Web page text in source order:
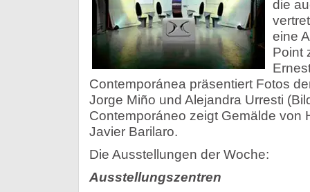
die
eine
Point
Contemporánea präsentiert Fotos
Jorge Miño und Alejandra Urresti
Contemporáneo zeigt Gemälde von
Javier Barilaro.
Die Ausstellungen der Woche:
Ausstellungszentren